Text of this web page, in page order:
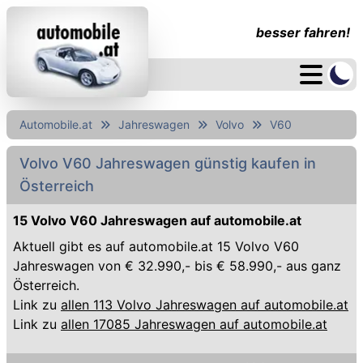
besser fahren!
Automobile.at Jahreswagen Volvo V60
Volvo V60 Jahreswagen günstig kaufen in
Österreich
15 Volvo V60 Jahreswagen auf automobile.at
Aktuell gibt es auf automobile.at 15 Volvo V60
Jahreswagen von € 32.990,- bis € 58.990,- aus ganz
Österreich.
Link zu allen 113 Volvo Jahreswagen auf automobile.at
Link zu allen 17085 Jahreswagen auf automobile.at